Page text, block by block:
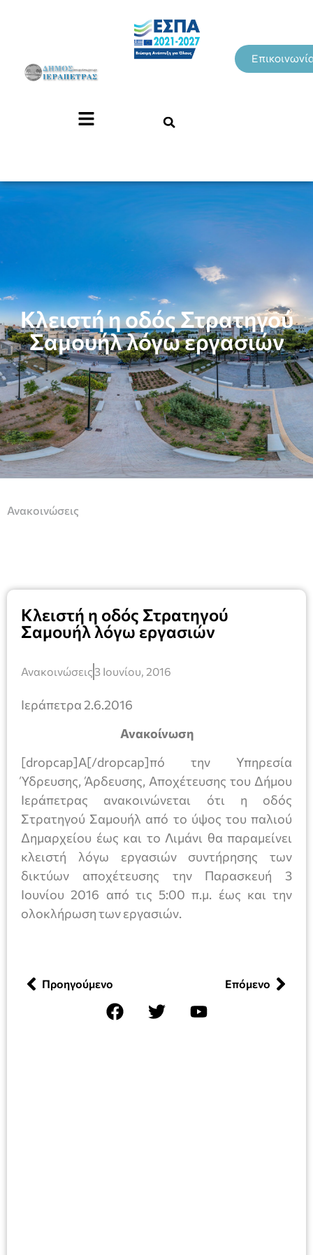
Κλειστή η οδός Στρατηγού
Σαμουήλ λόγω εργασιών
Ανακοινώσεις
Κλειστή η οδός Στρατηγού
Σαμουήλ λόγω εργασιών
Ανακοινώσεις 3 Ιουνίου, 2016
Ιεράπετρα 2.6.2016
Ανακοίνωση
[dropcap]Α[/dropcap]πό την Υπηρεσία
Ύδρευσης, Άρδευσης, Αποχέτευσης του Δήμου
Ιεράπετρας ανακοινώνεται ότι η οδός
Στρατηγού Σαμουήλ από το ύψος του παλιού
Δημαρχείου έως και το Λιμάνι θα παραμείνει
κλειστή λόγω εργασιών συντήρησης των
δικτύων αποχέτευσης την Παρασκευή 3
Ιουνίου 2016 από τις 5:00 π.μ. έως και την
ολοκλήρωση των εργασιών.
Προηγούμενο Επόμενο